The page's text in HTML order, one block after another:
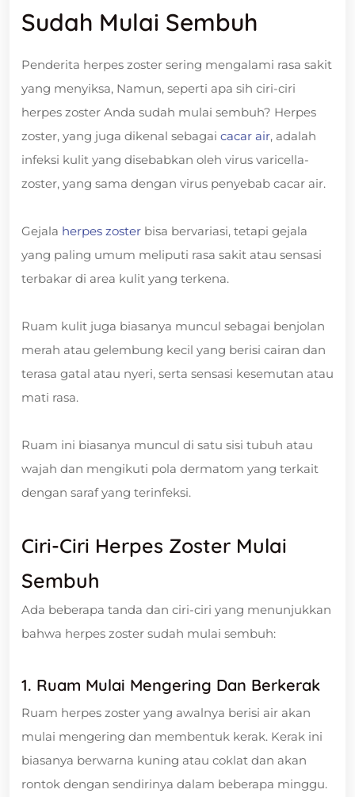
Sudah Mulai Sembuh
Penderita herpes zoster sering mengalami rasa sakit
yang menyiksa, Namun, seperti apa sih ciri-ciri
herpes zoster Anda sudah mulai sembuh? Herpes
zoster, yang juga dikenal sebagai cacar air, adalah
infeksi kulit yang disebabkan oleh virus varicella-
zoster, yang sama dengan virus penyebab cacar air.
Gejala herpes zoster bisa bervariasi, tetapi gejala
yang paling umum meliputi rasa sakit atau sensasi
terbakar di area kulit yang terkena.
Ruam kulit juga biasanya muncul sebagai benjolan
merah atau gelembung kecil yang berisi cairan dan
terasa gatal atau nyeri, serta sensasi kesemutan atau
mati rasa.
Ruam ini biasanya muncul di satu sisi tubuh atau
wajah dan mengikuti pola dermatom yang terkait
dengan saraf yang terinfeksi.
Ciri-Ciri Herpes Zoster Mulai
Sembuh
Ada beberapa tanda dan ciri-ciri yang menunjukkan
bahwa herpes zoster sudah mulai sembuh:
1. Ruam Mulai Mengering Dan Berkerak
Ruam herpes zoster yang awalnya berisi air akan
mulai mengering dan membentuk kerak. Kerak ini
biasanya berwarna kuning atau coklat dan akan
rontok dengan sendirinya dalam beberapa minggu.